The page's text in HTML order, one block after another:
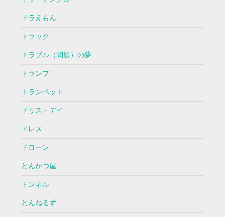
ドラえもん
トラック
トラブル（問題）の夢
トランプ
トランペット
ドリス・デイ
ドレス
ドローン
とんかつ屋
トンネル
とんねるず